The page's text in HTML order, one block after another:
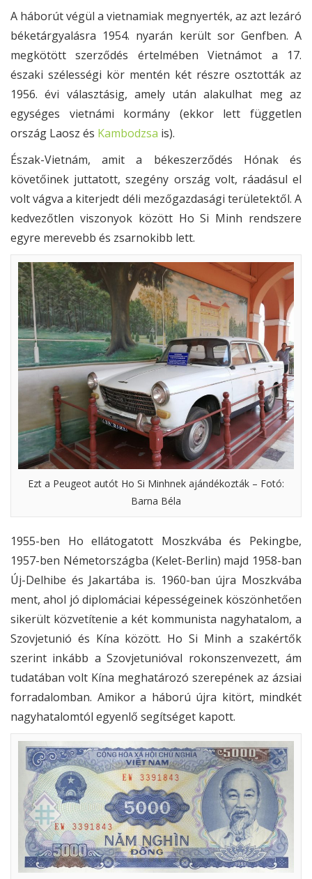
A háborút végül a vietnamiak megnyerték, az azt lezáró
béketárgyalásra 1954. nyarán került sor Genfben. A
megkötött szerződés értelmében Vietnámot a 17.
északi szélességi kör mentén két részre osztották az
1956. évi választásig, amely után alakulhat meg az
egységes vietnámi kormány (ekkor lett független
ország Laosz és Kambodzsa is).
Észak-Vietnám, amit a békeszerződés Hónak és
követőinek juttatott, szegény ország volt, ráadásul el
volt vágva a kiterjedt déli mezőgazdasági területektől. A
kedvezőtlen viszonyok között Ho Si Minh rendszere
egyre merevebb és zsarnokibb lett.
Ezt a Peugeot autót Ho Si Minhnek ajándékozták – Fotó:
Barna Béla
1955-ben Ho ellátogatott Moszkvába és Pekingbe,
1957-ben Németországba (Kelet-Berlin) majd 1958-ban
Új-Delhibe és Jakartába is. 1960-ban újra Moszkvába
ment, ahol jó diplomáciai képességeinek köszönhetően
sikerült közvetítenie a két kommunista nagyhatalom, a
Szovjetunió és Kína között. Ho Si Minh a szakértők
szerint inkább a Szovjetunióval rokonszenvezett, ám
tudatában volt Kína meghatározó szerepének az ázsiai
forradalomban. Amikor a háború újra kitört, mindkét
nagyhatalomtól egyenlő segítséget kapott.